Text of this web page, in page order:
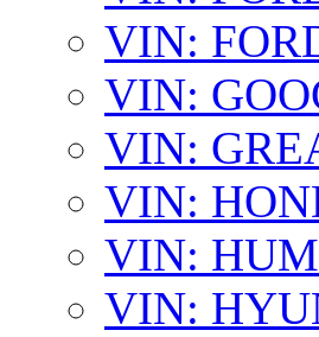
VIN:
VIN:
VIN:
VIN:
VIN:
VIN: